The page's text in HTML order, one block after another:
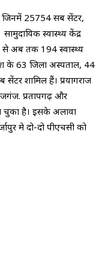
जिनमें 25754 सब सेंटर,
स्वास्थ्य केंद्र
से अब तक 194 स्वास्थ्य
के 63 जिला अस्पताल, 44
शामिल हैं। प्रयागराज
प्रतापगढ़ और
चुका है। इसके अलावा
मे दो-दो पीएचसी को